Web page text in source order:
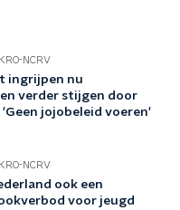
KRO-NCRV
ingrijpen nu
verder stijgen door
'Geen jojobeleid voeren'
KRO-NCRV
ook een
voor jeugd